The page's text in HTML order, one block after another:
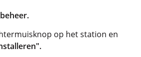
op het station en